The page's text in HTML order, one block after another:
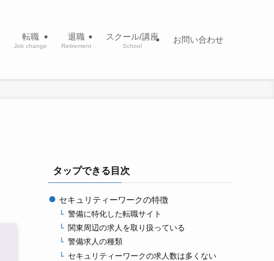
転職
Job change
退職
Retirement
スクール/講座
School
お問い合わせ
タップできる目次
セキュリティーワークの特徴
警備に特化した転職サイト
関東周辺の求人を取り扱っている
警備求人の種類
セキュリティーワークの求人数は多くない